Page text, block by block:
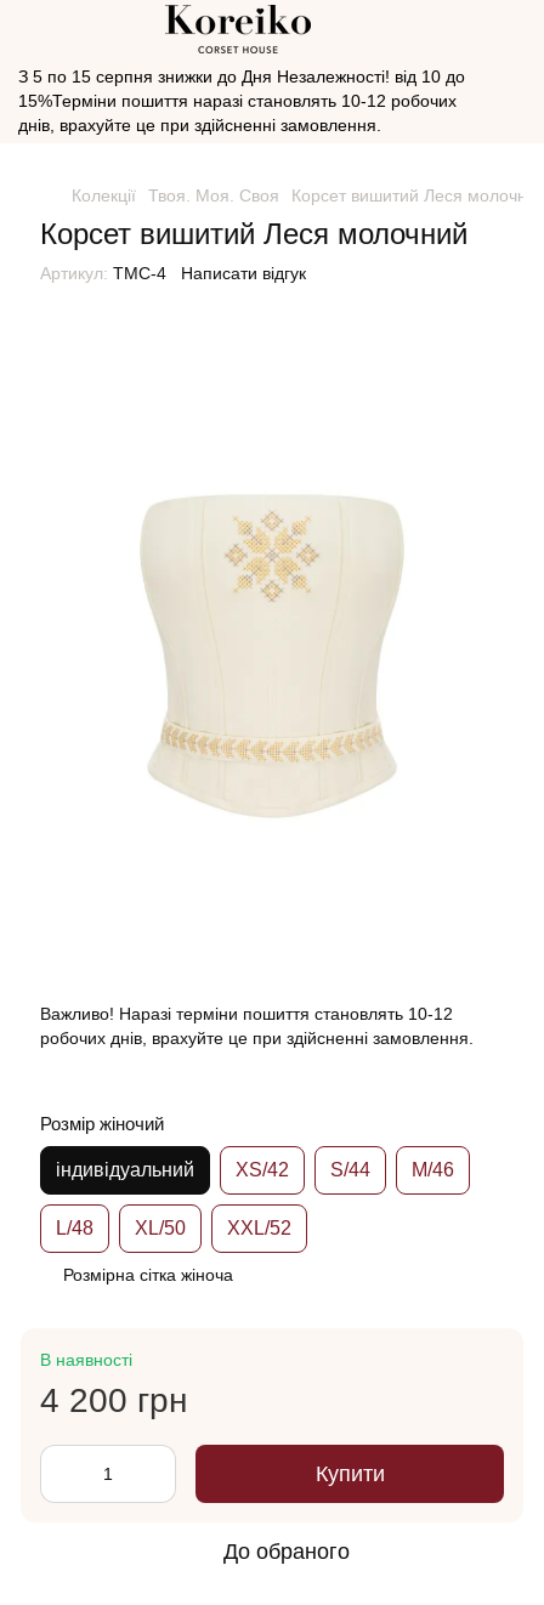
З 5 по 15 серпня знижки до Дня Незалежності! від 10 до
15%Терміни пошиття наразі становлять 10-12 робочих
днів, врахуйте це при здійсненні замовлення.
Колекції Твоя. Моя. Своя Корсет вишитий Леся
Корсет вишитий Леся молочний
Артикул: ТМС-4 Написати відгук
Важливо! Наразі терміни пошиття становлять 10-12
робочих днів, врахуйте це при здійсненні замовлення.
Розмір жіночий
індивідуальний XS/42 S/44 M/46
L/48 XL/50 XXL/52
Розмірна сітка жіноча
В наявності
4 200 грн
Купити
До обраного